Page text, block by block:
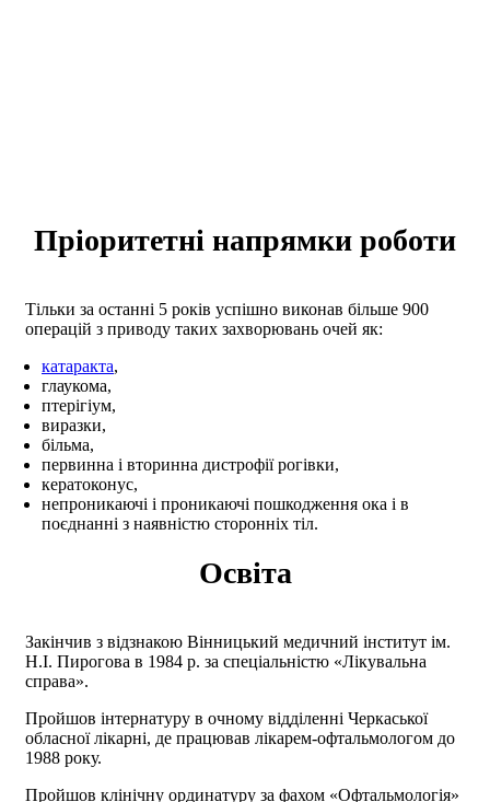
Пріоритетні напрямки роботи
Тільки за останні 5 років успішно виконав більше 900
операцій з приводу таких захворювань очей як:
катаракта,
глаукома,
птерігіум,
виразки,
більма,
первинна і вторинна дистрофії рогівки,
кератоконус,
непроникаючі і проникаючі пошкодження ока і в
поєднанні з наявністю сторонніх тіл.
Освіта
Закінчив з відзнакою Вінницький медичний інститут ім.
Н.І. Пирогова в 1984 р. за спеціальністю «Лікувальна
справа».
Пройшов інтернатуру в очному відділенні Черкаської
обласної лікарні, де працював лікарем-офтальмологом до
1988 року.
Пройшов клінічну ординатуру за фахом «Офтальмологія»